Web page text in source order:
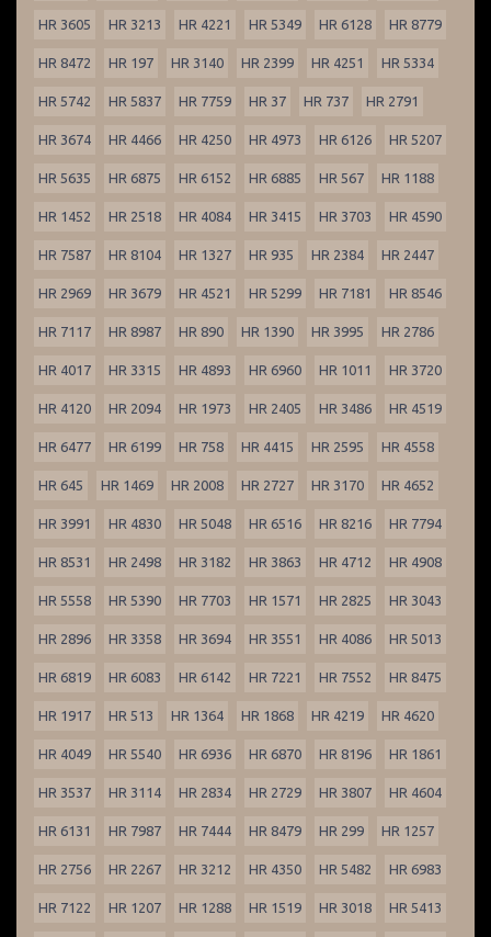
HR 3605 HR 3213 HR 4221 HR 5349 HR 6128 HR 8779
HR 8472 HR 197 HR 3140 HR 2399 HR 4251 HR 5334
HR 5742 HR 5837 HR 7759 HR 37 HR 737 HR 2791
HR 3674 HR 4466 HR 4250 HR 4973 HR 6126 HR 5207
HR 5635 HR 6875 HR 6152 HR 6885 HR 567 HR 1188
HR 1452 HR 2518 HR 4084 HR 3415 HR 3703 HR 4590
HR 7587 HR 8104 HR 1327 HR 935 HR 2384 HR 2447
HR 2969 HR 3679 HR 4521 HR 5299 HR 7181 HR 8546
HR 7117 HR 8987 HR 890 HR 1390 HR 3995 HR 2786
HR 4017 HR 3315 HR 4893 HR 6960 HR 1011 HR 3720
HR 4120 HR 2094 HR 1973 HR 2405 HR 3486 HR 4519
HR 6477 HR 6199 HR 758 HR 4415 HR 2595 HR 4558
HR 645 HR 1469 HR 2008 HR 2727 HR 3170 HR 4652
HR 3991 HR 4830 HR 5048 HR 6516 HR 8216 HR 7794
HR 8531 HR 2498 HR 3182 HR 3863 HR 4712 HR 4908
HR 5558 HR 5390 HR 7703 HR 1571 HR 2825 HR 3043
HR 2896 HR 3358 HR 3694 HR 3551 HR 4086 HR 5013
HR 6819 HR 6083 HR 6142 HR 7221 HR 7552 HR 8475
HR 1917 HR 513 HR 1364 HR 1868 HR 4219 HR 4620
HR 4049 HR 5540 HR 6936 HR 6870 HR 8196 HR 1861
HR 3537 HR 3114 HR 2834 HR 2729 HR 3807 HR 4604
HR 6131 HR 7987 HR 7444 HR 8479 HR 299 HR 1257
HR 2756 HR 2267 HR 3212 HR 4350 HR 5482 HR 6983
HR 7122 HR 1207 HR 1288 HR 1519 HR 3018 HR 5413